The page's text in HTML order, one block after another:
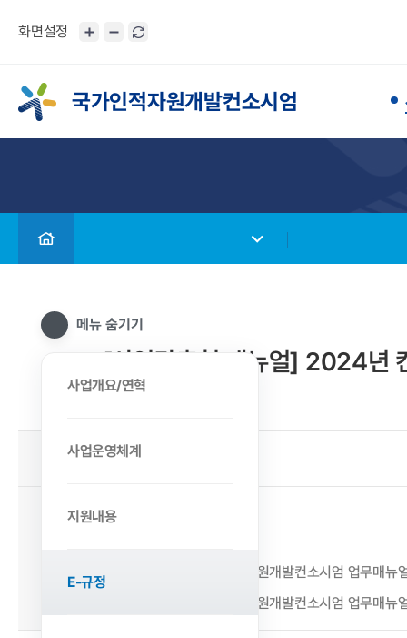
화면설정
국가인적자원개발컨소시엄
메뉴 숨기기
사업개요/연혁
사업운영체계
지원내용
E-규정
[산업맞춤형 매뉴얼] 2024년
작성일
작성자
국가인적자원개발컨소시엄 업무
국가인적자원개발컨소시엄 업무